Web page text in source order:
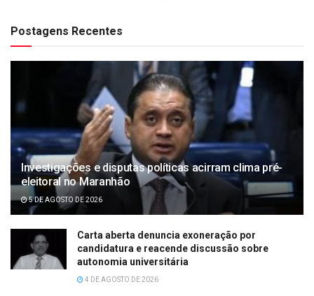
Postagens Recentes
Investigações e disputas políticas acirram clima pré-
eleitoral no Maranhão
5 DE AGOSTO DE 2026
Carta aberta denuncia exoneração por
candidatura e reacende discussão sobre
autonomia universitária
4 DE AGOSTO DE 2026